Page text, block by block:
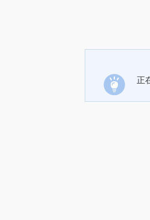
正